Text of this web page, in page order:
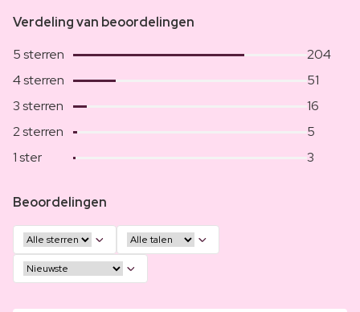
Verdeling van beoordelingen
5 sterren
204
4 sterren
51
3 sterren
16
2 sterren
5
1 ster
3
Beoordelingen